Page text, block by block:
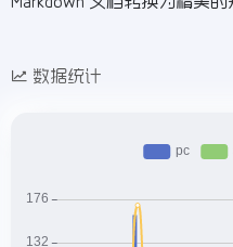
数据统计